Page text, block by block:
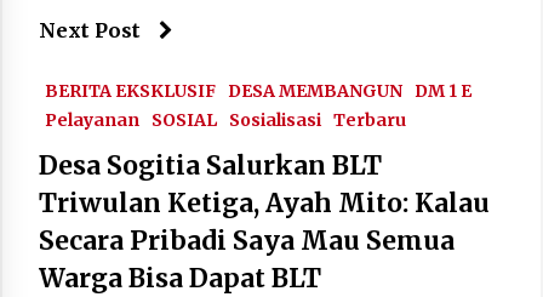
Next Post
BERITA EKSKLUSIF DESA MEMBANGUN DM 1 E
Pelayanan
SOSIAL Sosialisasi Terbaru
Desa Sogitia Salurkan BLT
Triwulan Ketiga, Ayah Mito: Kalau
Secara Pribadi Saya Mau Semua
Warga Bisa Dapat BLT